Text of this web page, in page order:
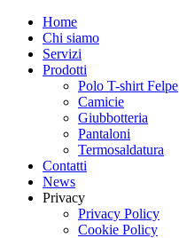
Home
Chi siamo
Servizi
Prodotti
Polo T-shirt Felpe
Camicie
Giubbotteria
Pantaloni
Termosaldatura
Contatti
News
Privacy
Privacy Policy
Cookie Policy